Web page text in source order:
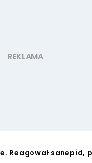
Reagował sanepid,